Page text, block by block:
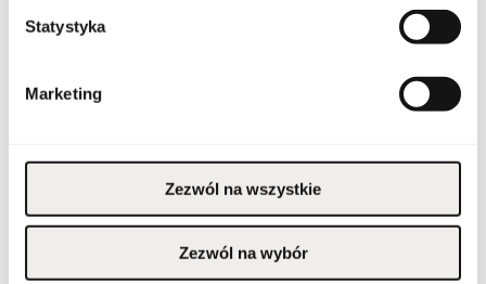
Statystyka
Marketing
Zezwól na wszystkie
Zezwól na wybór
Trzymać z dala od ognia
Przechowywać poza
chłodnym miejscu. Nie
Szerokość opakowania
[mm]
75
[mm]
125